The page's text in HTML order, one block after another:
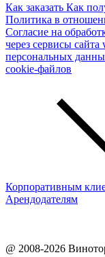
Сирийские вина
Как заказать Как
Политика в
Согласие на
через сервисы
персональных
cookie-файлов
Корпоративным
Арендодателям
@ 2008-2026